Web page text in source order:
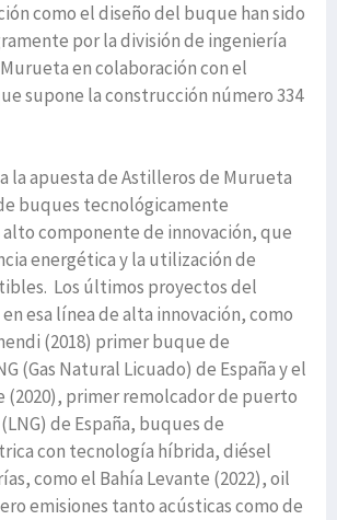
como el diseño del buque han sido
por la división de ingeniería
en colaboración con el
supone la construcción número 334
la apuesta de Astilleros de Murueta
buques tecnológicamente
alto componente de innovación, que
energética y la utilización de
Los últimos proyectos del
esa línea de alta innovación, como
(2018) primer buque de
(Gas Natural Licuado) de España y el
(2020), primer remolcador de puerto
de España, buques de
con tecnología híbrida, diésel
como el Bahía Levante (2022), oil
emisiones tanto acústicas como de